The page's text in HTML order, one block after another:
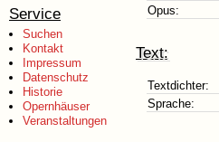
Service
Suchen
Kontakt
Impressum
Datenschutz
Historie
Opernhäuser
Veranstaltungen
Opus:
Text:
Textdichter:
Sprache: